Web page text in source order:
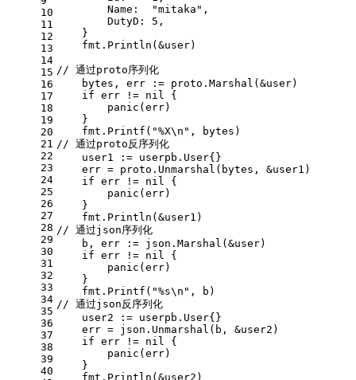
10
11
12
13
14
15
16
17
18
19
20
21
22
23
24
25
26
27
28
29
30
31
32
33
34
35
36
37
38
39
40
        Name:
"mitaka" ,
        DutyD:
5 ,
    }
    fmt.Println(&user)
// 通过proto序列化
    bytes, err := proto.Marshal(&user)
if err != nil
{
panic (err)
    }
    fmt.Printf(
"%X\n" , bytes)
// 通过proto反序列化
    user1 := userpb.User{}
    err = proto.Unmarshal(bytes, &user1)
if err != nil
{
panic (err)
    }
    fmt.Println(&user1)
// 通过json序列化
    b, err := json.Marshal(&user)
if err != nil
{
panic (err)
    }
    fmt.Printf(
"%s\n" , b)
// 通过json反序列化
    user2 := userpb.User{}
    err = json.Unmarshal(b, &user2)
if err != nil
{
panic (err)
    }
    fmt.Println(&user2)